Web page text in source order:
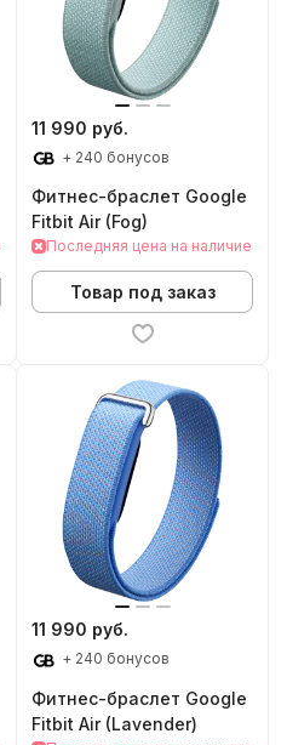
11 990 руб.
+ 240 бонусов
Фитнес-браслет Google
Fitbit Air (Fog)
Последняя цена на наличие
Товар под заказ
11 990 руб.
+ 240 бонусов
Фитнес-браслет Google
Fitbit Air (Lavender)